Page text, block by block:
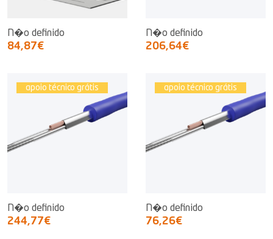
N�o definido
84,87€
N�o definido
206,64€
apoio técnico grátis
N�o definido
244,77€
apoio técnico grátis
N�o definido
76,26€